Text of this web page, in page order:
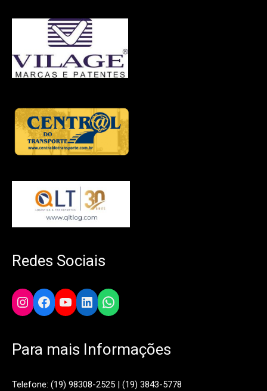
Redes Sociais
Instagram
Facebook
YouTube
LinkedIn
WhatsApp
Para mais Informações
Telefone: (19) 98308-2525 | (19) 3843-5778